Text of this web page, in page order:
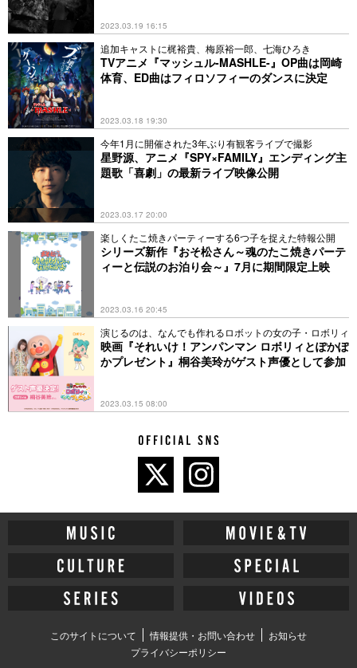
2023.03.19 16:15
追加キャストに梶裕貴、梅原裕一郎、七海ひろき
TVアニメ『マッシュル-MASHLE-』OP曲は岡崎
体育、ED曲はフィロソフィーのダンスに決定
2023.03.18 19:30
今年1月に開催された3年ぶり有観客ライブで撮影
星野源、アニメ『SPY×FAMILY』エンディング主
題歌「喜劇」の最新ライブ映像公開
2023.03.17 20:00
楽しくたこ焼きパーティーする6つ子を捉えた特報公開
シリーズ新作『おそ松さん～魂のたこ焼きパーテ
ィーと伝説のお泊り会～』7月に期間限定上映
2023.03.16 20:45
演じるのは、なんでも作れるロボットの女の子・ロボリィ
映画『それいけ！アンパンマン ロボリィとぽかぽ
かプレゼント』桐谷美玲がゲスト声優として参加
2023.03.15 08:00
このサイトについて 情報提供・お問い合わせ
お知らせ
プライバシーポリシー